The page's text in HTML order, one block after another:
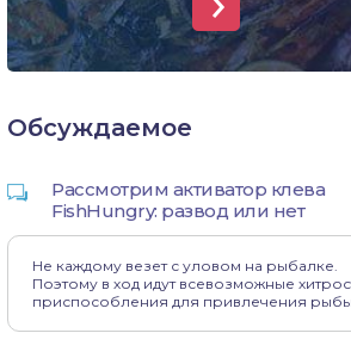
Обсуждаемое
Рассмотрим активатор клева
FishHungry: развод или нет
Не каждому везет с уловом на рыбалке.
Поэтому в ход идут всевозможные
приспособления для привлечения